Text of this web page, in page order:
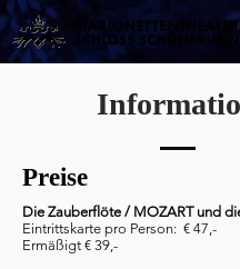
Preise
Die Zauberflöte / MOZART und
Eintrittskarte pro Person: € 47,-
Ermäßigt € 39,-